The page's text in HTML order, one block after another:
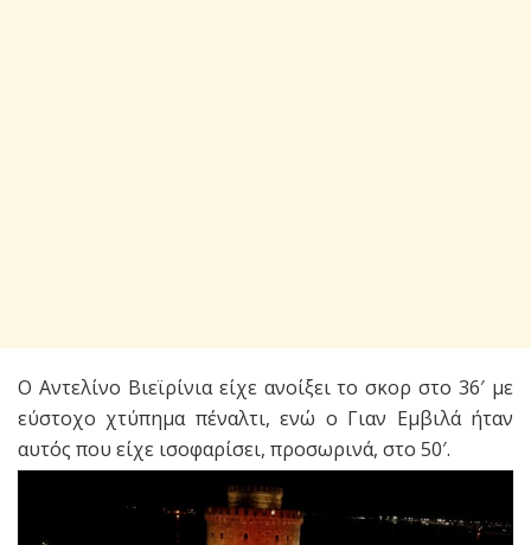
Ο Αντελίνο Βιεϊρίνια είχε ανοίξει το σκορ στο 36′ με
εύστοχο χτύπημα πέναλτι, ενώ ο Γιαν Εμβιλά ήταν
αυτός που είχε ισοφαρίσει, προσωρινά, στο 50′.